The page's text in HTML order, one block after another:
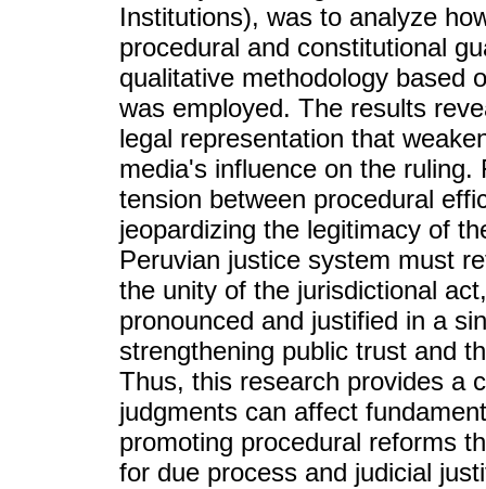
Institutions), was to analyze
procedural and constitutional
qualitative methodology based
was employed. The results
legal representation that
media's influence on the
tension between procedural
jeopardizing the legitimacy of
Peruvian justice system must
the unity of the jurisdictional
pronounced and justified in a
strengthening public trust and
Thus, this research provides a
judgments can affect
promoting procedural reforms
for due process and judicial